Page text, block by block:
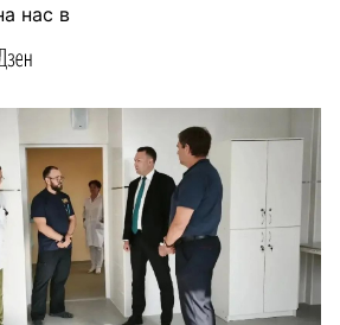
нас в